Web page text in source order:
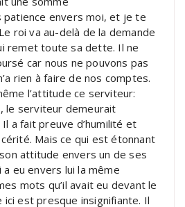
patience envers moi, et je te
roi va au-delà de la demande
remet toute sa dette. Il ne
car nous ne pouvons pas
rien à faire de nos comptes.
l’attitude ce serviteur:
le serviteur demeurait
a fait preuve d’humilité et
Mais ce qui est étonnant
attitude envers un de ses
a eu envers lui la même
mots qu’il avait eu devant le
est presque insignifiante. Il